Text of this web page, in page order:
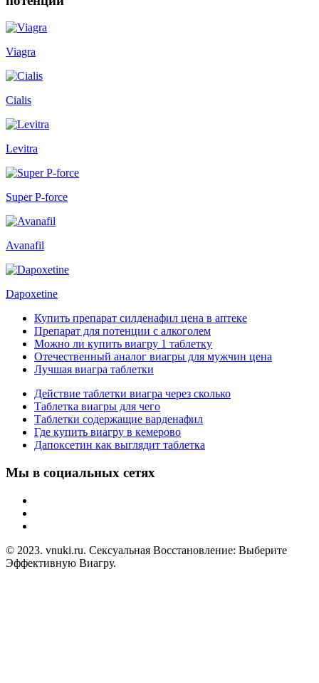
Viagra
Cialis
Levitra
Super P-force
Avanafil
Dapoxetine
Купить препарат силденафил цена в аптеке
Препарат для потенции с алкоголем
Можно ли купить виагру 1 таблетку
Отечественный аналог виагры для мужчин цена
Лучшая виагра таблетки
Действие таблетки виагра через сколько
Таблетка виагры для чего
Таблетки содержащие варденафил
Где купить виагру в кемерово
Дапоксетин как выглядит таблетка
Мы в социальных сетях
© 2023. vnuki.ru. Сексуальная Восстановление: Выберите
Эффективную Виагру.